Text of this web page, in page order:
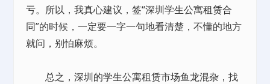
亏。所以，我真心建议，签“深圳学生公寓租赁合
同”的时候，一定要一字一句地看清楚，不懂的地方
就问，别怕麻烦。
总之，深圳的学生公寓租赁市场鱼龙混杂，找